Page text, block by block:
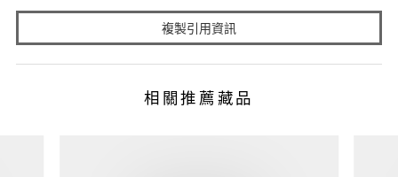
複製引用資訊
相關推薦藏品